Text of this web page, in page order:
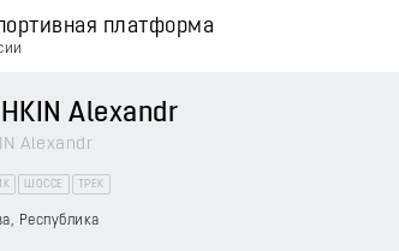
платформа
Alexandr
Alexandr
ШОССЕ ТРЕК
Республика